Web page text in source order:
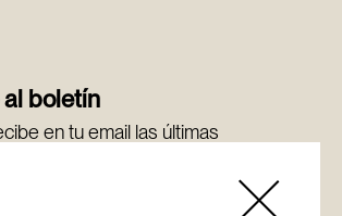
boletín
en tu email las últimas